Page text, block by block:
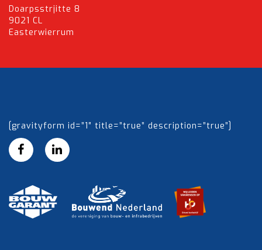
Doarpsstrjitte 8
9021 CL
Easterwierrum
[gravityform id=”1″ title=”true” description=”true”]